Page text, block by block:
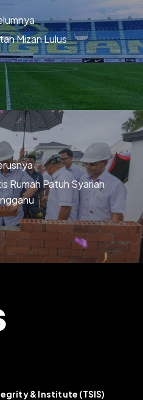
Mizan Lulus
Rumah Patuh Syariah
& Institute (TSIS)